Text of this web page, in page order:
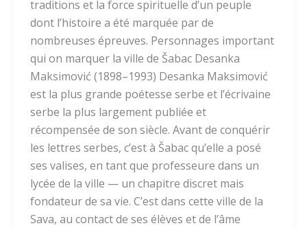
traditions et la force spirituelle d’un peuple
dont l’histoire a été marquée par de
nombreuses épreuves. Personnages important
qui on marquer la ville de Šabac Desanka
Maksimović (1898–1993) Desanka Maksimović
est la plus grande poétesse serbe et l’écrivaine
serbe la plus largement publiée et
récompensée de son siècle. Avant de conquérir
les lettres serbes, c’est à Šabac qu’elle a posé
ses valises, en tant que professeure dans un
lycée de la ville — un chapitre discret mais
fondateur de sa vie. C’est dans cette ville de la
Sava, au contact de ses élèves et de l’âme